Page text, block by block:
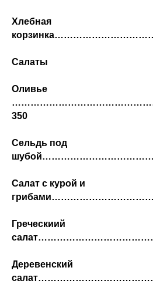
Хлебная
Салаты
Оливье
350
Сельдь под
Салат с курой и
Греческиий
Деревенский